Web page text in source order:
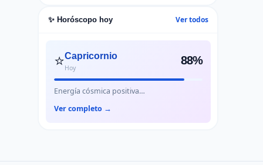
✨ Horóscopo hoy Ver todos
⭐Capricornio
Hoy
88%
Energía cósmica positiva…
Ver completo →